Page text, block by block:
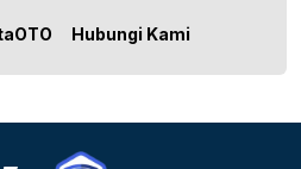
Hubungi Kami